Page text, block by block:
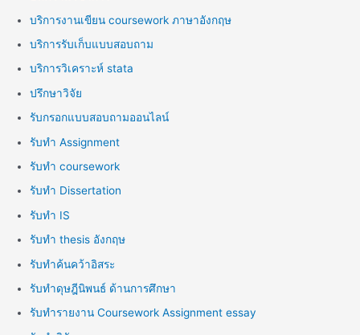
บริการงานเขียน coursework ภาษาอังกฤษ
บริการรับเก็บแบบสอบถาม
บริการวิเคราะห์ stata
ปรึกษาวิจัย
รับกรอกแบบสอบถามออนไลน์
รับทำ Assignment
รับทำ coursework
รับทำ Dissertation
รับทำ IS
รับทำ thesis อังกฤษ
รับทำค้นคว้าอิสระ
รับทำดุษฎีนิพนธ์ ด้านการศึกษา
รับทำรายงาน Coursework Assignment essay